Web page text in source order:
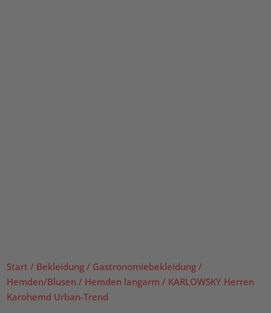
Start / Bekleidung / Gastronomiebekleidung /
Hemden/Blusen / Hemden langarm / KARLOWSKY Herren
Karohemd Urban-Trend